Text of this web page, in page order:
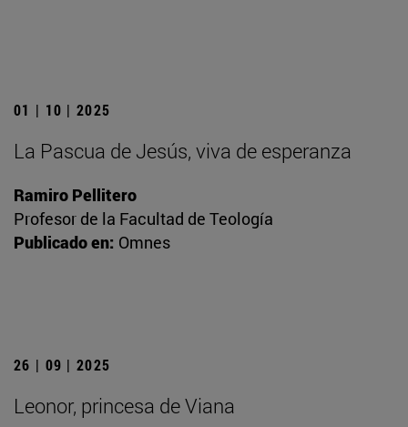
01 | 10 | 2025
La Pascua de Jesús, viva de esperanza
Ramiro Pellitero
Profesor de la Facultad de Teología
Publicado en: Omnes
26 | 09 | 2025
Leonor, princesa de Viana